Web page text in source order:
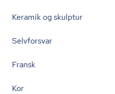
Keramik og skulptur
Selvforsvar
Fransk
Kor